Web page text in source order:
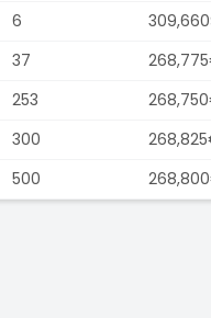
6
37
253
300
500